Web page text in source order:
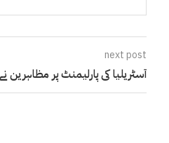
next post
آسٹریلیا کی پارلیمنٹ پر مظاہرین